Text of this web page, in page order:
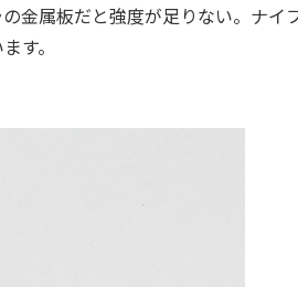
金属板だと強度が足りない。ナイ
す。